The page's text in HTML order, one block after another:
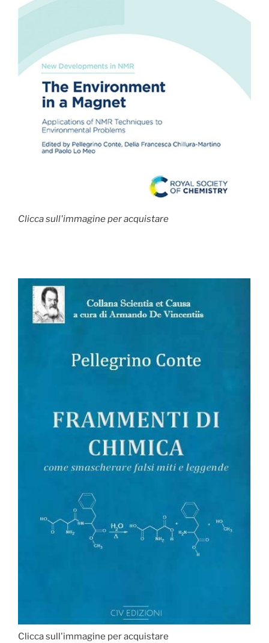
Clicca sull'immagine per acquistare
Clicca sull'immagine per acquistare